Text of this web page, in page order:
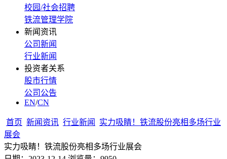
校园/社会招聘
铁流管理学院
新闻资讯
公司新闻
行业新闻
投资者关系
股市行情
公司公告
EN/CN
首页 新闻资讯 行业新闻
实力吸睛！铁流股份亮相多场行业
展会
实力吸睛！铁流股份亮相多场行业展会